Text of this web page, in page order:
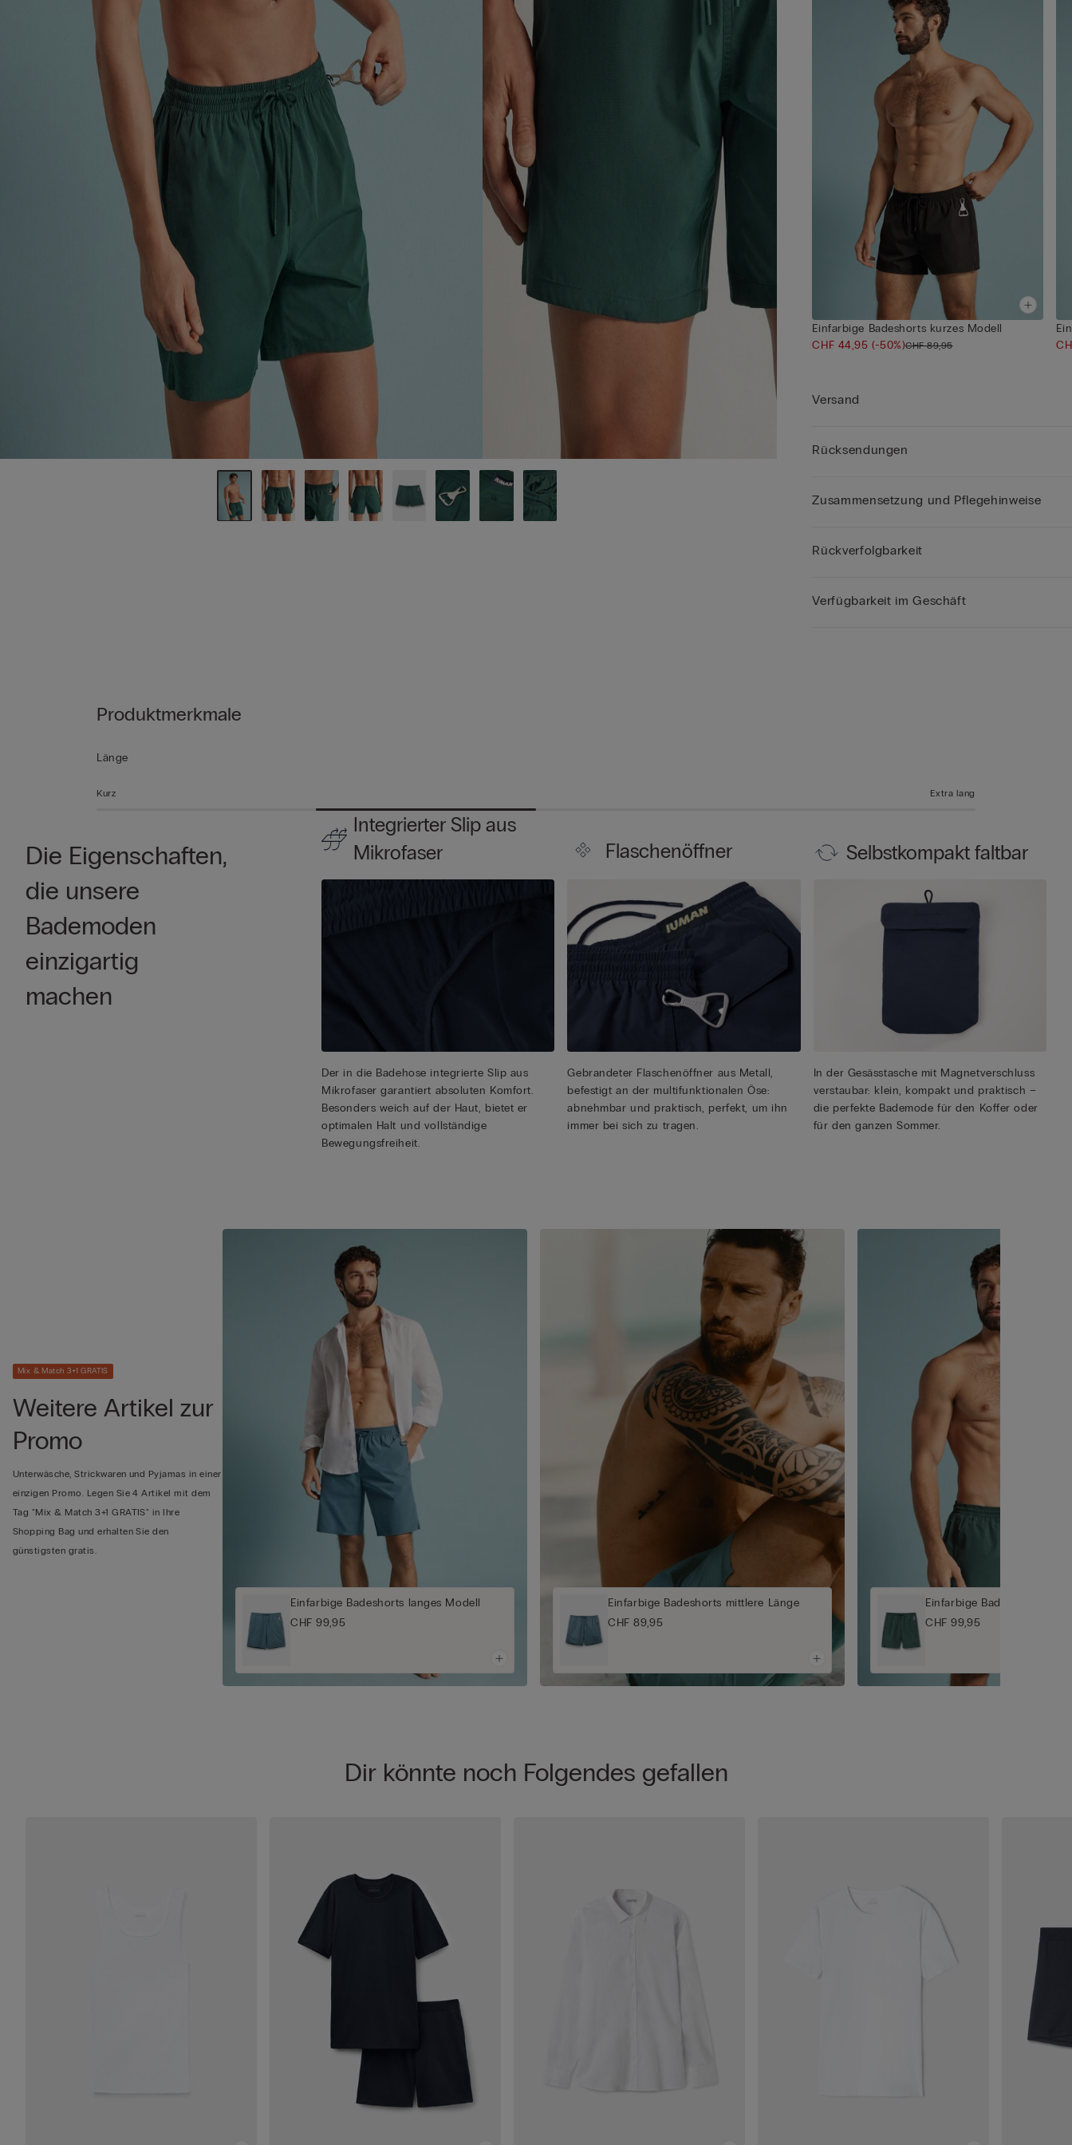
Einfarbige Badeshorts kurzes Modell
CHF 44,95 (-50%)CHF 89,95
Versand
Rücksendungen
Zusammensetzung und Pflegehinweise
Rückverfolgbarkeit
Verfügbarkeit im Geschäft
Produktmerkmale
Länge
Kurz Extra lang
Die Eigenschaften,
die unsere
Bademoden
einzigartig
machen
Integrierter Slip aus
Mikrofaser
Der in die Badehose integrierte Slip aus
Mikrofaser garantiert absoluten Komfort.
Besonders weich auf der Haut, bietet er
optimalen Halt und vollständige
Bewegungsfreiheit.
Flaschenöffner
Gebrandeter Flaschenöffner aus Metall,
befestigt an der multifunktionalen Öse:
abnehmbar und praktisch, perfekt, um ihn
immer bei sich zu tragen.
Selbstkompakt faltbar
In der Gesässtasche mit Magnetverschluss
verstaubar: klein, kompakt und praktisch –
die perfekte Bademode für den Koffer oder
für den ganzen Sommer.
Mix & Match 3+1 GRATIS
Weitere Artikel zur
Promo
Unterwäsche, Strickwaren und Pyjamas in einer
einzigen Promo. Legen Sie 4 Artikel mit dem
Tag "Mix & Match 3+1 GRATIS" in Ihre
Shopping Bag und erhalten Sie den
günstigsten gratis.
Einfarbige Badeshorts langes Modell
CHF 99,95
Einfarbige Badeshorts mittlere Länge
CHF 89,95
Einfarbige Badeshorts
CHF 99,95
Dir könnte noch Folgendes gefallen